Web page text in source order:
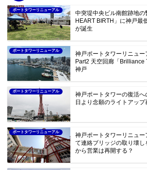
ポートタワーリニューアル
中突堤中央ビル南館跡地の
HEART BIRTH」に神戸最
が誕生
ポートタワーリニューアル
神戸ポートタワーリニュ
Part2 天空回廊「Brilliance
神戸
ポートタワーリニューアル
神戸ポートタワーの復活へ
日より念願のライトアップ
ポートタワーリニューアル
神戸ポートタワーリニュー
て連絡ブリッジの取り壊し
から営業は再開する？